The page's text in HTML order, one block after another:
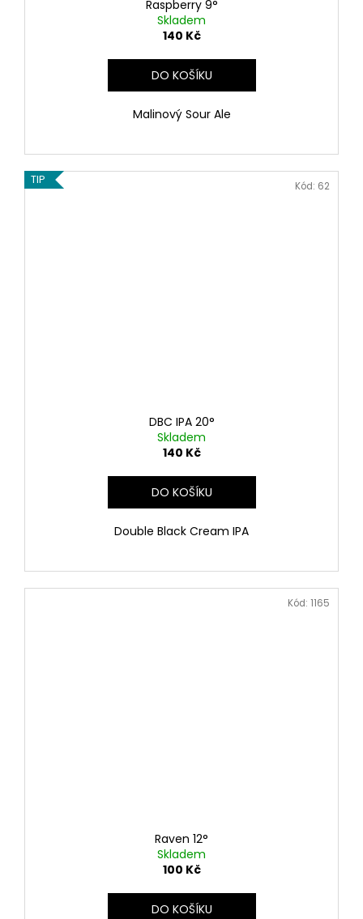
Raspberry 9°
Skladem
140 Kč
DO KOŠÍKU
Malinový Sour Ale
TIP
DBC IPA 20°
Skladem
140 Kč
DO KOŠÍKU
Double Black Cream IPA
Kód: 62
Raven 12°
Skladem
100 Kč
DO KOŠÍKU
Kód: 1165